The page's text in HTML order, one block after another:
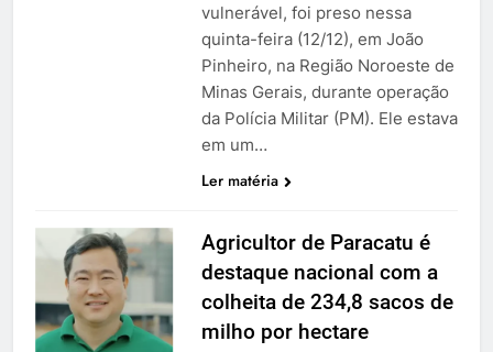
vulnerável, foi preso nessa
quinta-feira (12/12), em João
Pinheiro, na Região Noroeste de
Minas Gerais, durante operação
da Polícia Militar (PM). Ele estava
em um…
Ler matéria
Agricultor de Paracatu é
destaque nacional com a
colheita de 234,8 sacos de
milho por hectare